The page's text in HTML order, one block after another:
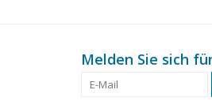
Melden Sie sich